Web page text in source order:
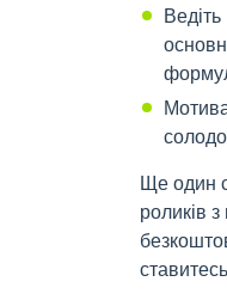
Ще один
роликів